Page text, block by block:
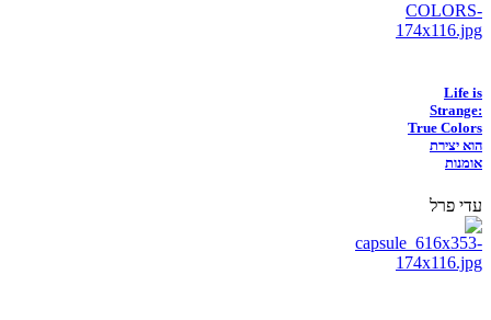
Life is
Strange:
True Colors
הוא יצירת
אומנות
עדי פרל